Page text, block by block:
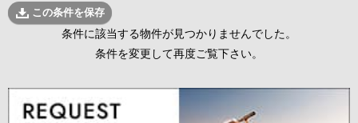
この条件を保存
条件に該当する物件が見つかりませんでした。
条件を変更して再度ご覧下さい。